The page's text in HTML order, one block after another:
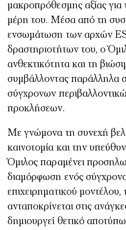
μακροπρόθεσμης αξίας για
μέρη του. Μέσα από τη
ενσωμάτωση των αρχών
δραστηριοτήτων του, ο
ανθεκτικότητα και τη
συμβάλλοντας παράλληλα
σύγχρονων
προκλήσεων.
Με γνώμονα τη συνεχή
καινοτομία και την
Όμιλος παραμένει
διαμόρφωση ενός
επιχειρηματικού μοντέλου,
ανταποκρίνεται στις
δημιουργεί θετικό